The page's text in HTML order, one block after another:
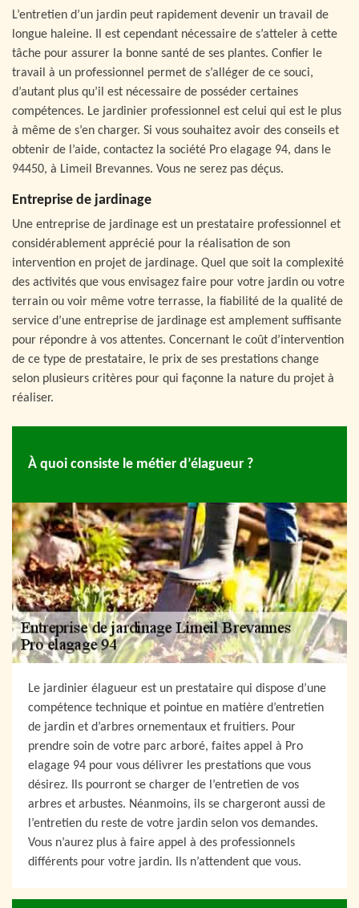
L’entretien d’un jardin peut rapidement devenir un travail de
longue haleine. Il est cependant nécessaire de s’atteler à cette
tâche pour assurer la bonne santé de ses plantes. Confier le
travail à un professionnel permet de s’alléger de ce souci,
d’autant plus qu’il est nécessaire de posséder certaines
compétences. Le jardinier professionnel est celui qui est le plus
à même de s’en charger. Si vous souhaitez avoir des conseils et
obtenir de l’aide, contactez la société Pro elagage 94, dans le
94450, à Limeil Brevannes. Vous ne serez pas déçus.
Entreprise de jardinage
Une entreprise de jardinage est un prestataire professionnel et
considérablement apprécié pour la réalisation de son
intervention en projet de jardinage. Quel que soit la complexité
des activités que vous envisagez faire pour votre jardin ou votre
terrain ou voir même votre terrasse, la fiabilité de la qualité de
service d’une entreprise de jardinage est amplement suffisante
pour répondre à vos attentes. Concernant le coût d’intervention
de ce type de prestataire, le prix de ses prestations change
selon plusieurs critères pour qui façonne la nature du projet à
réaliser.
À quoi consiste le métier d’élagueur ?
Le jardinier élagueur est un prestataire qui dispose d’une
compétence technique et pointue en matière d’entretien
de jardin et d’arbres ornementaux et fruitiers. Pour
prendre soin de votre parc arboré, faites appel à Pro
elagage 94 pour vous délivrer les prestations que vous
désirez. Ils pourront se charger de l’entretien de vos
arbres et arbustes. Néanmoins, ils se chargeront aussi de
l’entretien du reste de votre jardin selon vos demandes.
Vous n’aurez plus à faire appel à des professionnels
différents pour votre jardin. Ils n’attendent que vous.